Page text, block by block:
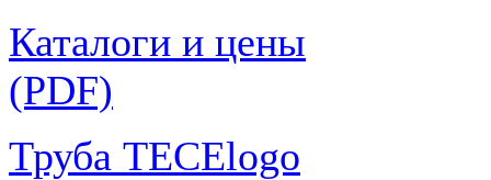
Каталоги и цены
(PDF)
Труба TECElogo